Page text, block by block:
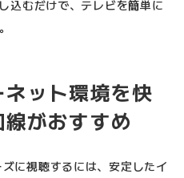
込むだけで、テレビを簡単に
ット環境を快
がおすすめ
に視聴するには、安定したイ